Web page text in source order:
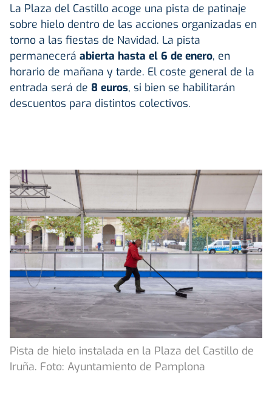
La Plaza del Castillo acoge una pista de patinaje
sobre hielo dentro de las acciones organizadas en
torno a las fiestas de Navidad. La pista
permanecerá abierta hasta el 6 de enero, en
horario de mañana y tarde. El coste general de la
entrada será de 8 euros, si bien se habilitarán
descuentos para distintos colectivos.
Pista de hielo instalada en la Plaza del Castillo de
Iruña. Foto: Ayuntamiento de Pamplona